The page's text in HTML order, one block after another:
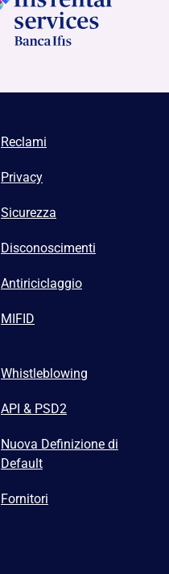
Reclami
Privacy
Sicurezza
Disconoscimenti
Antiriciclaggio
MIFID
Whistleblowing
API & PSD2
Nuova Definizione di
Default
Fornitori